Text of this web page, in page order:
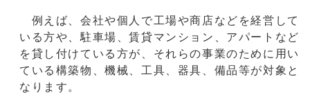
例えば、会社や個人で工場や商店などを経営して
いる方や、駐車場、賃貸マンション、アパートなど
を貸し付けている方が、それらの事業のために用い
ている構築物、機械、工具、器具、備品等が対象と
なります。